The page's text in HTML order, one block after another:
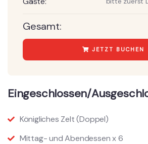
Gesamt:
JETZT BUCHEN
Eingeschlossen/
Königliches Zelt (Doppel)
Mittag- und Abendessen x 6